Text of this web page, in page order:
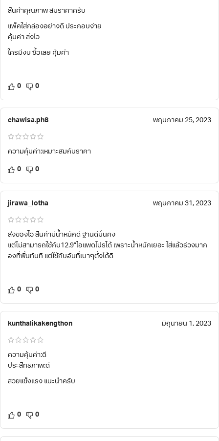
สินค้าคุณภาพ สมราคาครับ
แพ็คใส่กล่องอย่างดี ประกอบง่าย
คุ้มค่า ส่งไว
ใครมีงบ ซื้อเลย คุ้มค่า
0 0
chawisa.ph8 พฤษภาคม 25, 2023
ความคุ้มค่า:เหมาะสมกับราคา
0 0
jirawa_lotha พฤษภาคม 31, 2023
ส่งของไว สินค้ามีน้ำหนักดี ฐานดีมั่นคง
แต่ไม่สามารถใช้กับ12.9”ไอแพดโปรได้ เพราะน้ำหนักเยอะ ใส่แล้วร่วงมาก
องที่พื้นทันที แต่ใช้กับอันที่เบาๆตั้งได้ดี
0 0
kunthalikakengthon มิถุนายน 1, 2023
ความคุ้มค่า:ดี
ประสิทธิภาพ:ดี
สวยแข็งแรง แนะนำครับ
0 0